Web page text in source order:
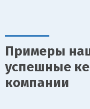
Примеры
успешные
компании